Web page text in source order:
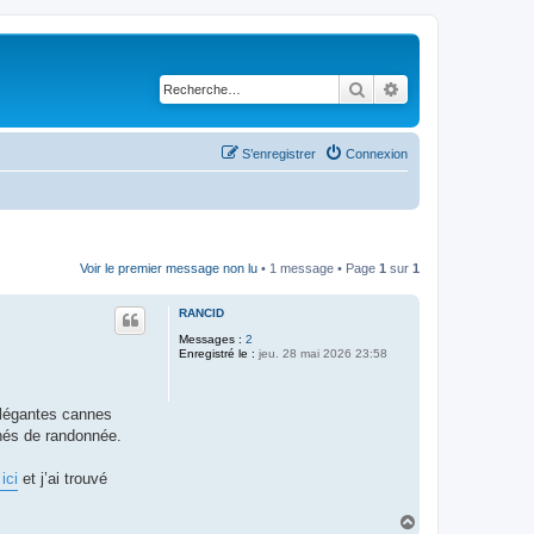
Rechercher
Connexion
S’enregistrer
Voir le premier message non lu • 1 message • Page 1 sur 1
RANCID
Messages : 2
Enregistré le : jeu. 28 mai 2026 23:58
cannes
de randonnée.
et j’ai trouvé